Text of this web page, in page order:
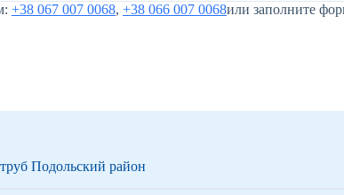
+38 067 007 0068, +38 066 007 0068или заполните
Подольский район